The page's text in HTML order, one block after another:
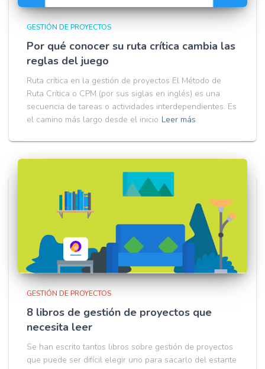
GESTIÓN DE PROYECTOS
Por qué conocer su ruta crítica cambia las
reglas del juego
Ruta crítica en la gestión de proyectos El Método de
Ruta Crítica o CPM (por sus siglas en inglés) es una
secuencia de tareas o actividades interdependientes. Es
el camino más largo desde el inicio Leer más
GESTIÓN DE PROYECTOS
8 libros de gestión de proyectos que
necesita leer
Se han escrito tantos libros sobre gestión de proyectos
que puede ser difícil elegir uno para sacarlo del estante